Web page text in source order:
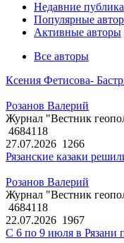
Недавние
Популярные
Активные авторы
Все авторы
Ксения Фетисова-
Розанов Валерий
Журнал "Вестник
4684118
27.07.2026 1266
Рязанские казаки
Розанов Валерий
Журнал "Вестник
4684118
22.07.2026 1967
С 6 по 9 июля в Рязани